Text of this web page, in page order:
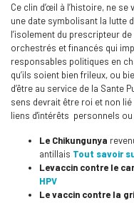
Ce clin d’œil à l’histoire, ne
une date symbolisant la lutte
l’isolement du prescripteur
orchestrés et financés qui
responsables politiques en
qu’ils soient bien frileux, ou
d’être au service de la Sante
sens devrait être roi et non
liens d'intérêts personnels
Le Chikungunya
antillais Tout savoir
Levaccin contre le
HPV
Le vaccin contre la